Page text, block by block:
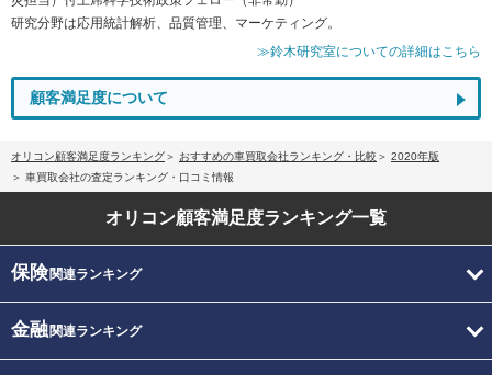
研究分野は応用統計解析、品質管理、マーケティング。
≫鈴木研究室についての詳細はこちら
顧客満足度について
オリコン顧客満足度ランキング おすすめの車買取会社ランキング・比較
2020年版
車買取会社の査定ランキング・口コミ情報
オリコン顧客満足度ランキング一覧
保険関連ランキング
金融関連ランキング